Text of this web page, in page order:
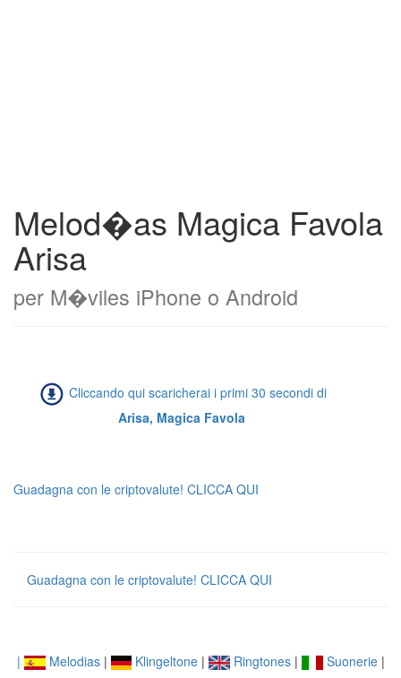
Melod�as Magica Favola
Arisa
per M�viles iPhone o Android
Cliccando qui scaricherai i primi 30 secondi di
Arisa, Magica Favola
Guadagna con le criptovalute! CLICCA QUI
Guadagna con le criptovalute! CLICCA QUI
| Melodias| Klingeltone| Ringtones| Suonerie|